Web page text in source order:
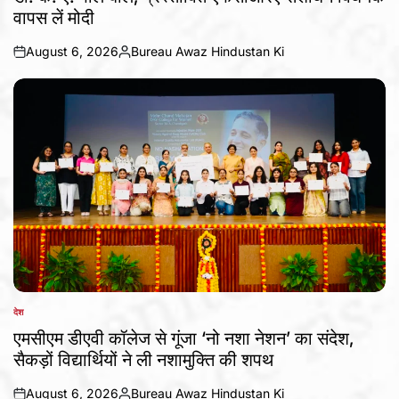
वापस लें मोदी
on
August 6, 2026
Posted
by
Bureau Awaz Hindustan Ki
POSTED
देश
एमसीएम डीएवी कॉलेज से गूंजा ‘नो नशा नेशन’ का संदेश,
सैकड़ों विद्यार्थियों ने ली नशामुक्ति की शपथ
August 6, 2026 Bureau Awaz Hindustan Ki